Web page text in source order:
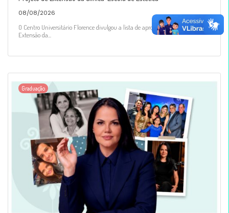
08/08/2026
O Centro Universitário Florence divulgou a lista de aprovadas para o Projeto de
Extensão da...
Graduação